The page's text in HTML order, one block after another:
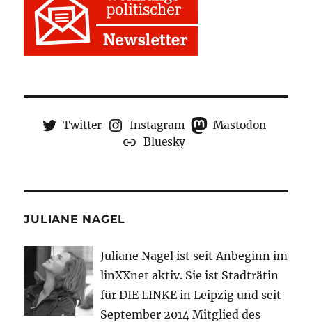
Twitter Instagram
Mastodon
Bluesky
JULIANE NAGEL
Juliane Nagel ist seit Anbeginn im
linXXnet aktiv. Sie ist Stadträtin
für DIE LINKE in Leipzig und seit
September 2014 Mitglied des